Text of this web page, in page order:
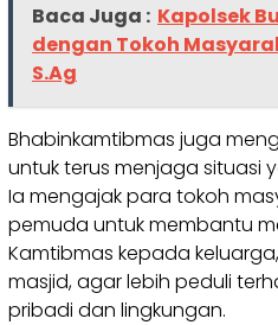
Baca Juga : Kapolsek
dengan Tokoh
S.Ag
Bhabinkamtibmas juga
untuk terus menjaga situasi
Ia mengajak para tokoh
pemuda untuk membantu
Kamtibmas kepada
masjid, agar lebih peduli
pribadi dan lingkungan.